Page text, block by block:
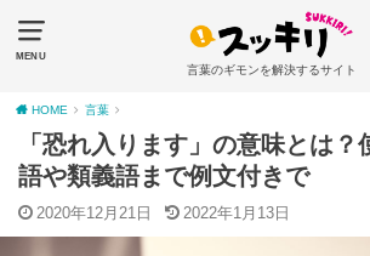
MENU
言葉のギモンを解決するサイト
HOME 言葉
「恐れ入ります」の意味とは？
語や類義語まで例文付きで
2020年12月21日 2022年1月13日